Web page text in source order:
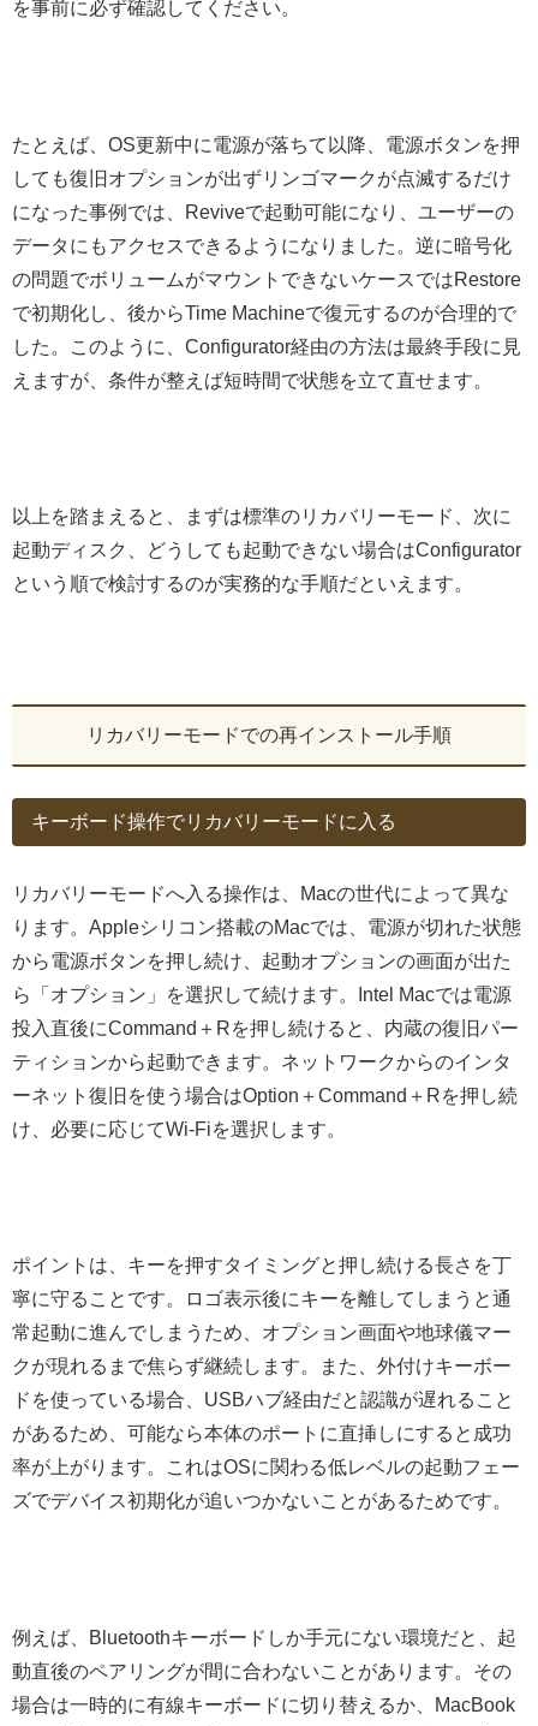
を事前に必ず確認してください。
たとえば、OS更新中に電源が落ちて以降、電源ボタンを押
しても復旧オプションが出ずリンゴマークが点滅するだけ
になった事例では、Reviveで起動可能になり、ユーザーの
データにもアクセスできるようになりました。逆に暗号化
の問題でボリュームがマウントできないケースではRestore
で初期化し、後からTime Machineで復元するのが合理的で
した。このように、Configurator経由の方法は最終手段に見
えますが、条件が整えば短時間で状態を立て直せます。
以上を踏まえると、まずは標準のリカバリーモード、次に
起動ディスク、どうしても起動できない場合はConfigurator
という順で検討するのが実務的な手順だといえます。
リカバリーモードでの再インストール手順
キーボード操作でリカバリーモードに入る
リカバリーモードへ入る操作は、Macの世代によって異な
ります。Appleシリコン搭載のMacでは、電源が切れた状態
から電源ボタンを押し続け、起動オプションの画面が出た
ら「オプション」を選択して続けます。Intel Macでは電源
投入直後にCommand＋Rを押し続けると、内蔵の復旧パー
ティションから起動できます。ネットワークからのインタ
ーネット復旧を使う場合はOption＋Command＋Rを押し続
け、必要に応じてWi‑Fiを選択します。
ポイントは、キーを押すタイミングと押し続ける長さを丁
寧に守ることです。ロゴ表示後にキーを離してしまうと通
常起動に進んでしまうため、オプション画面や地球儀マー
クが現れるまで焦らず継続します。また、外付けキーボー
ドを使っている場合、USBハブ経由だと認識が遅れること
があるため、可能なら本体のポートに直挿しにすると成功
率が上がります。これはOSに関わる低レベルの起動フェー
ズでデバイス初期化が追いつかないことがあるためです。
例えば、Bluetoothキーボードしか手元にない環境だと、起
動直後のペアリングが間に合わないことがあります。その
場合は一時的に有線キーボードに切り替えるか、MacBook